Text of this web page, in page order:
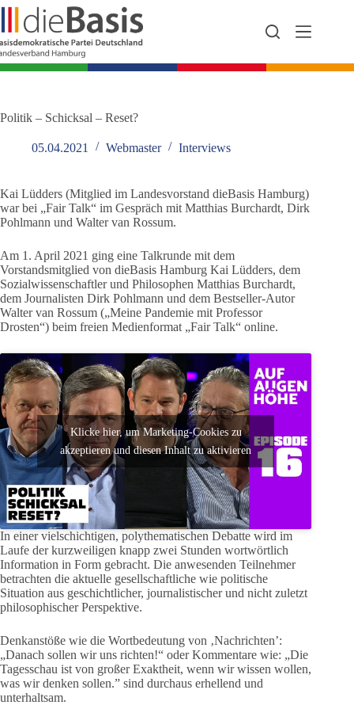
Zum
Inhalt
springen
Politik – Schicksal – Reset?
05.04.2021 Webmaster Interviews
Kai Lüdders (Mitglied im Landesvorstand dieBasis Hamburg)
war bei „Fair Talk“ im Gespräch mit Matthias Burchardt, Dirk
Pohlmann und Walter van Rossum.
Am 1. April 2021 ging eine Talkrunde mit dem
Vorstandsmitglied von dieBasis Hamburg Kai Lüdders, dem
Sozialwissenschaftler und Philosophen Matthias Burchardt,
dem Journalisten Dirk Pohlmann und dem Bestseller-Autor
Walter van Rossum („Meine Pandemie mit Professor
Drosten“) beim freien Medienformat „Fair Talk“ online.
Klicke hier, um Marketing-Cookies zu
akzeptieren und diesen Inhalt zu aktivieren
In einer vielschichtigen, polythematischen Debatte wird im
Laufe der kurzweiligen knapp zwei Stunden wortwörtlich
Information in Form gebracht. Die anwesenden Teilnehmer
betrachten die aktuelle gesellschaftliche wie politische
Situation aus geschichtlicher, journalistischer und nicht zuletzt
philosophischer Perspektive.
Denkanstöße wie die Wortbedeutung von ‚Nachrichten’:
„Danach sollen wir uns richten!“ oder Kommentare wie: „Die
Tagesschau ist von großer Exaktheit, wenn wir wissen wollen,
was wir denken sollen.” sind durchaus erhellend und
unterhaltsam.